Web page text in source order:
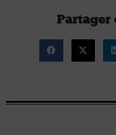
Partager